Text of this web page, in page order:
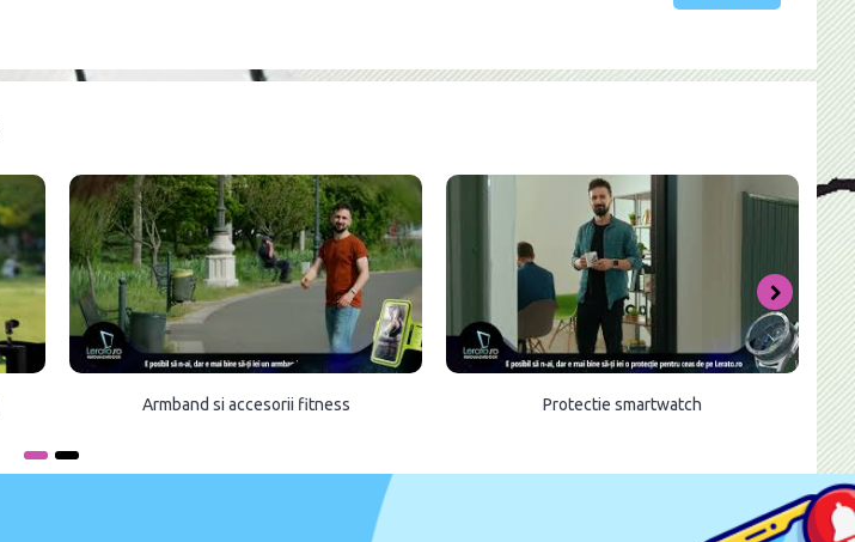
Armband si accesorii fitness Protectie smartwatch